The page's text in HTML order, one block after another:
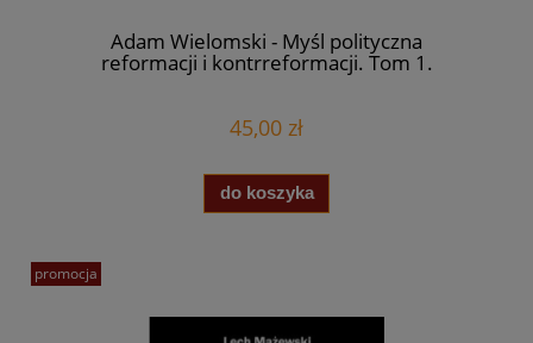
Adam Wielomski - Myśl polityczna
reformacji i kontrreformacji. Tom 1.
Rewolucja protestancka
45,00 zł
do koszyka
promocja